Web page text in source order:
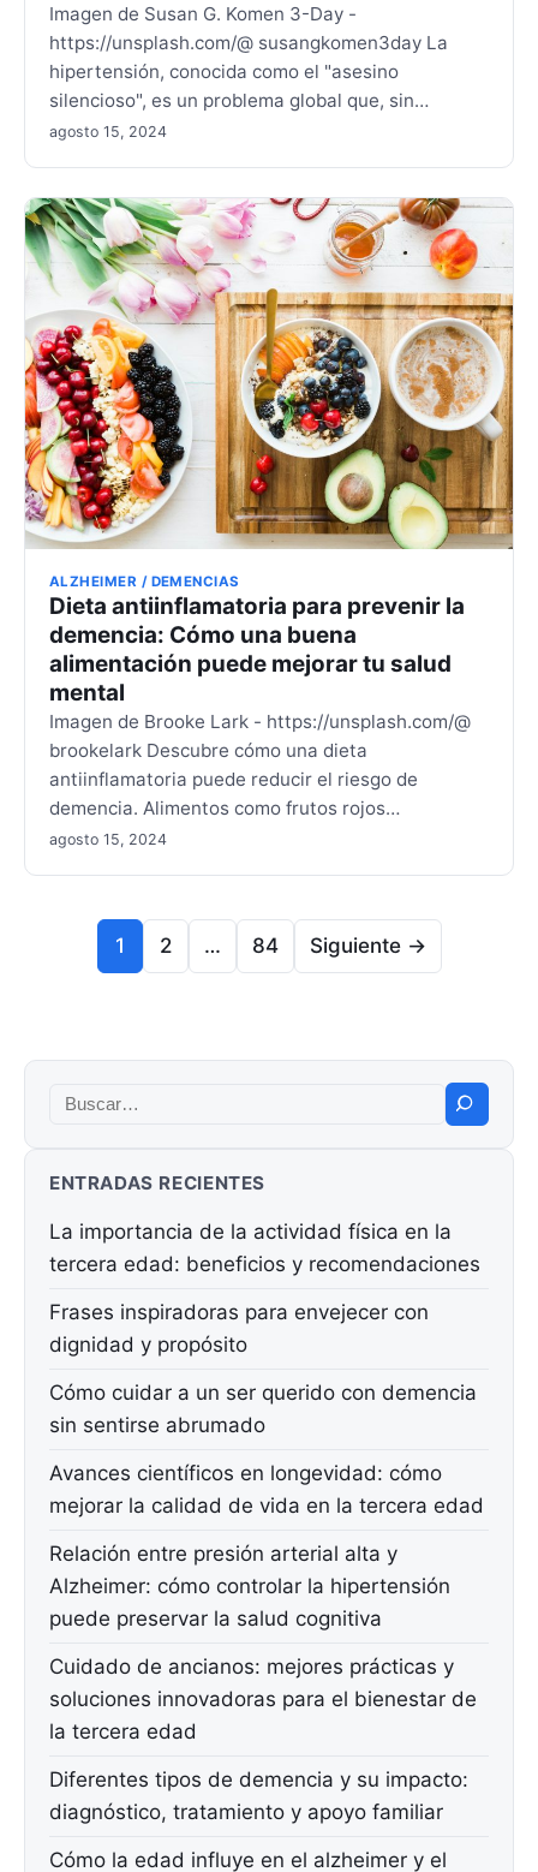
Imagen de Susan G. Komen 3-Day -
https://unsplash.com/@ susangkomen3day La
hipertensión, conocida como el "asesino
silencioso", es un problema global que, sin…
agosto 15, 2024
ALZHEIMER / DEMENCIAS
Dieta antiinflamatoria para prevenir la
demencia: Cómo una buena
alimentación puede mejorar tu salud
mental
Imagen de Brooke Lark - https://unsplash.com/@
brookelark Descubre cómo una dieta
antiinflamatoria puede reducir el riesgo de
demencia. Alimentos como frutos rojos…
agosto 15, 2024
Paginación
1 2 … 84 Siguiente →
Buscar:
ENTRADAS RECIENTES
La importancia de la actividad física en la
tercera edad: beneficios y recomendaciones
Frases inspiradoras para envejecer con
dignidad y propósito
Cómo cuidar a un ser querido con demencia
sin sentirse abrumado
Avances científicos en longevidad: cómo
mejorar la calidad de vida en la tercera edad
Relación entre presión arterial alta y
Alzheimer: cómo controlar la hipertensión
puede preservar la salud cognitiva
Cuidado de ancianos: mejores prácticas y
soluciones innovadoras para el bienestar de
la tercera edad
Diferentes tipos de demencia y su impacto:
diagnóstico, tratamiento y apoyo familiar
Cómo la edad influye en el alzheimer y el